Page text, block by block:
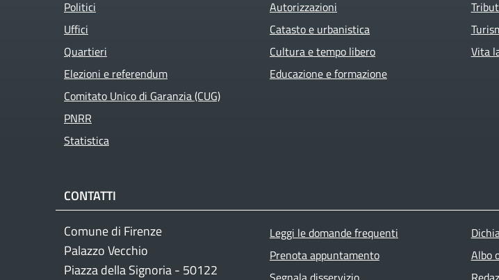
Politici
Uffici
Quartieri
Elezioni e referendum
Comitato Unico di Garanzia (CUG)
PNRR
Statistica
Autorizzazioni
Catasto e urbanistica
Cultura e tempo libero
Educazione e formazione
Vita
CONTATTI
Comune di Firenze
Palazzo Vecchio
Piazza della Signoria - 50122
Footer menu
Leggi le domande frequenti
Prenota appuntamento
Albo